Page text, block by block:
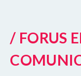
/ FORUS